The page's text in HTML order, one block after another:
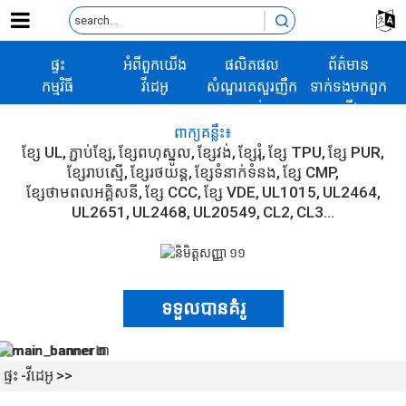
ផ្ទះ អំពី​ពួក​យើង ផលិតផល
ព័ត៌មាន
កម្មវិធី
វីដេអូ
សំណួរគេសួរញឹក
ញាប់
ទាក់ទង​មក​ពួក​
យើង
ពាក្យគន្លឹះ៖
ខ្សែ UL ភ្ជាប់ខ្សែ ខ្សែពហុស្នូល ខ្សែវង់ ខ្សែរុំ ខ្សែ TPU ខ្សែ PUR
ខ្សែរាបស្មើ ខ្សែរថយន្ត ខ្សែទំនាក់ទំនង ខ្សែ CMP
ខ្សែ​ថាមពល​អគ្គិសនី ខ្សែ CCC ខ្សែ VDE UL1015 UL2464
UL2651 UL2468 UL20549 CL2 CL3...
ទទួលបានគំរូ
ផ្ទះ វីដេអូ